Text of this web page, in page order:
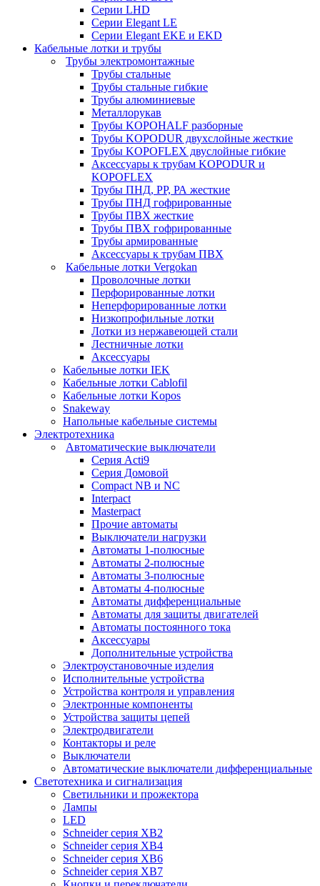
Серии LHD
Серии Elegant LE
Серии Elegant EKE и EKD
Кабельные лотки и трубы
Трубы электромонтажные
Трубы стальные
Трубы стальные гибкие
Трубы алюминиевые
Металлорукав
Трубы KOPOHALF разборные
Трубы KOPODUR двухслойные жесткие
Трубы KOPOFLEX двуслойные гибкие
Аксессуары к трубам KOPODUR и
KOPOFLEX
Трубы ПНД, РР, РА жесткие
Трубы ПНД гофрированные
Трубы ПВХ жесткие
Трубы ПВХ гофрированные
Трубы армированные
Аксессуары к трубам ПВХ
Кабельные лотки Vergokan
Проволочные лотки
Перфорированные лотки
Неперфорированные лотки
Низкопрофильные лотки
Лотки из нержавеющей стали
Лестничные лотки
Аксессуары
Кабельные лотки IEK
Кабельные лотки Cablofil
Кабельные лотки Kopos
Snakeway
Напольные кабельные системы
Электротехника
Автоматические выключатели
Серия Acti9
Серия Домовой
Compact NB и NC
Interpact
Masterpact
Прочие автоматы
Выключатели нагрузки
Автоматы 1-полюсные
Автоматы 2-полюсные
Автоматы 3-полюсные
Автоматы 4-полюсные
Автоматы дифференциальные
Автоматы для защиты двигателей
Автоматы постоянного тока
Аксессуары
Дополнительные устройства
Электроустановочные изделия
Исполнительные устройства
Устройства контроля и управления
Электронные компоненты
Устройства защиты цепей
Электродвигатели
Контакторы и реле
Выключатели
Автоматические выключатели дифференциальные
Светотехника и сигнализация
Светильники и прожектора
Лампы
LED
Schneider серия XB2
Schneider серия XB4
Schneider серия XB6
Schneider серия XB7